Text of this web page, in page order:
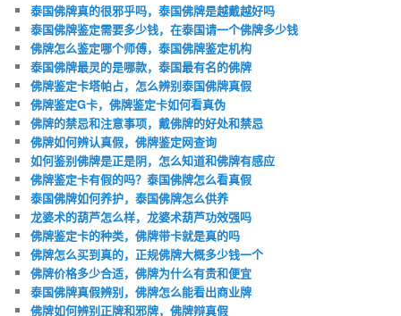
泰国佛牌真的很邪乎吗，泰国佛牌是越戴越好吗
泰国佛牌鉴定需要多少钱，在泰国请一个佛牌多少钱
佛牌怎么鉴定哪个师傅，泰国佛牌鉴定机构
泰国佛牌最灵的是哪款，泰国最有名的佛牌
佛牌鉴定卡塔帕占，怎么辨别泰国佛牌真假
佛牌鉴定G卡，佛牌鉴定卡如何看真伪
佛牌的禁忌和注意事项，戴佛牌的好处和禁忌
佛牌如何辨认真假，佛牌鉴定网查询
如何鉴别佛牌是正是阴，怎么知道和佛牌有感应
佛牌鉴定卡有假的吗？泰国佛牌怎么看真假
泰国佛牌如何养护，泰国佛牌怎么供养
龙婆术的葫芦怎么样，龙婆术葫芦功效强吗
佛牌鉴定卡的种类，佛牌带卡就是真的吗
佛牌怎么买到真的，正规佛牌大概多少钱一个
佛牌价格多少合适，佛牌为什么有贵和便宜
泰国佛牌真假辨别，佛牌怎么能看出商业牌
佛牌如何辨别正牌和邪牌，佛牌辩真假